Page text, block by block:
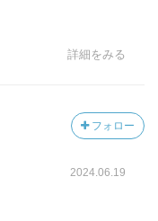
？」
る過去を巡る旅へと
起伏のある運命の奔
詳細をみる
フォロー
2024.06.19